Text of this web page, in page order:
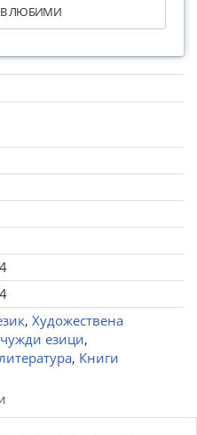
В ЛЮБИМИ
, Художествена
езици,
, Книги